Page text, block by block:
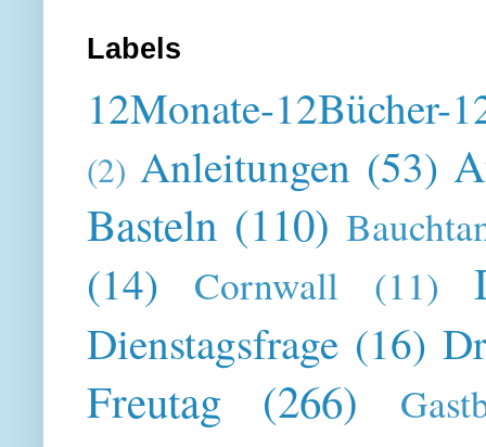
Labels
12Monate-12Bücher-
(2) Anleitungen (53)
Basteln (110)
(14) Cornwall (11)
Dienstagsfrage (16)
Freutag (266)